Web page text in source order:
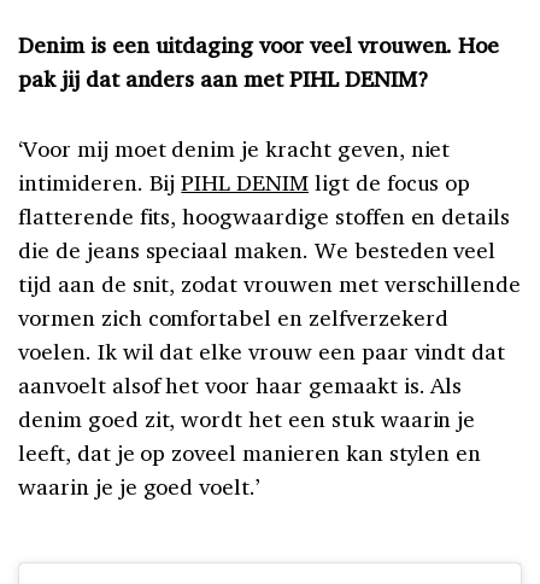
Denim is een uitdaging voor veel vrouwen. Hoe
pak jij dat anders aan met PIHL DENIM?
‘Voor mij moet denim je kracht geven, niet
intimideren. BijPIHL DENIMligt de focus op
flatterende fits, hoogwaardige stoffen en details
die de jeans speciaal maken. We besteden veel
tijd aan de snit, zodat vrouwen met verschillende
vormen zich comfortabel en zelfverzekerd
voelen. Ik wil dat elke vrouw een paar vindt dat
aanvoelt alsof het voor haar gemaakt is. Als
denim goed zit, wordt het een stuk waarin je
leeft, dat je op zoveel manieren kan stylen en
waarin je je goed voelt.’